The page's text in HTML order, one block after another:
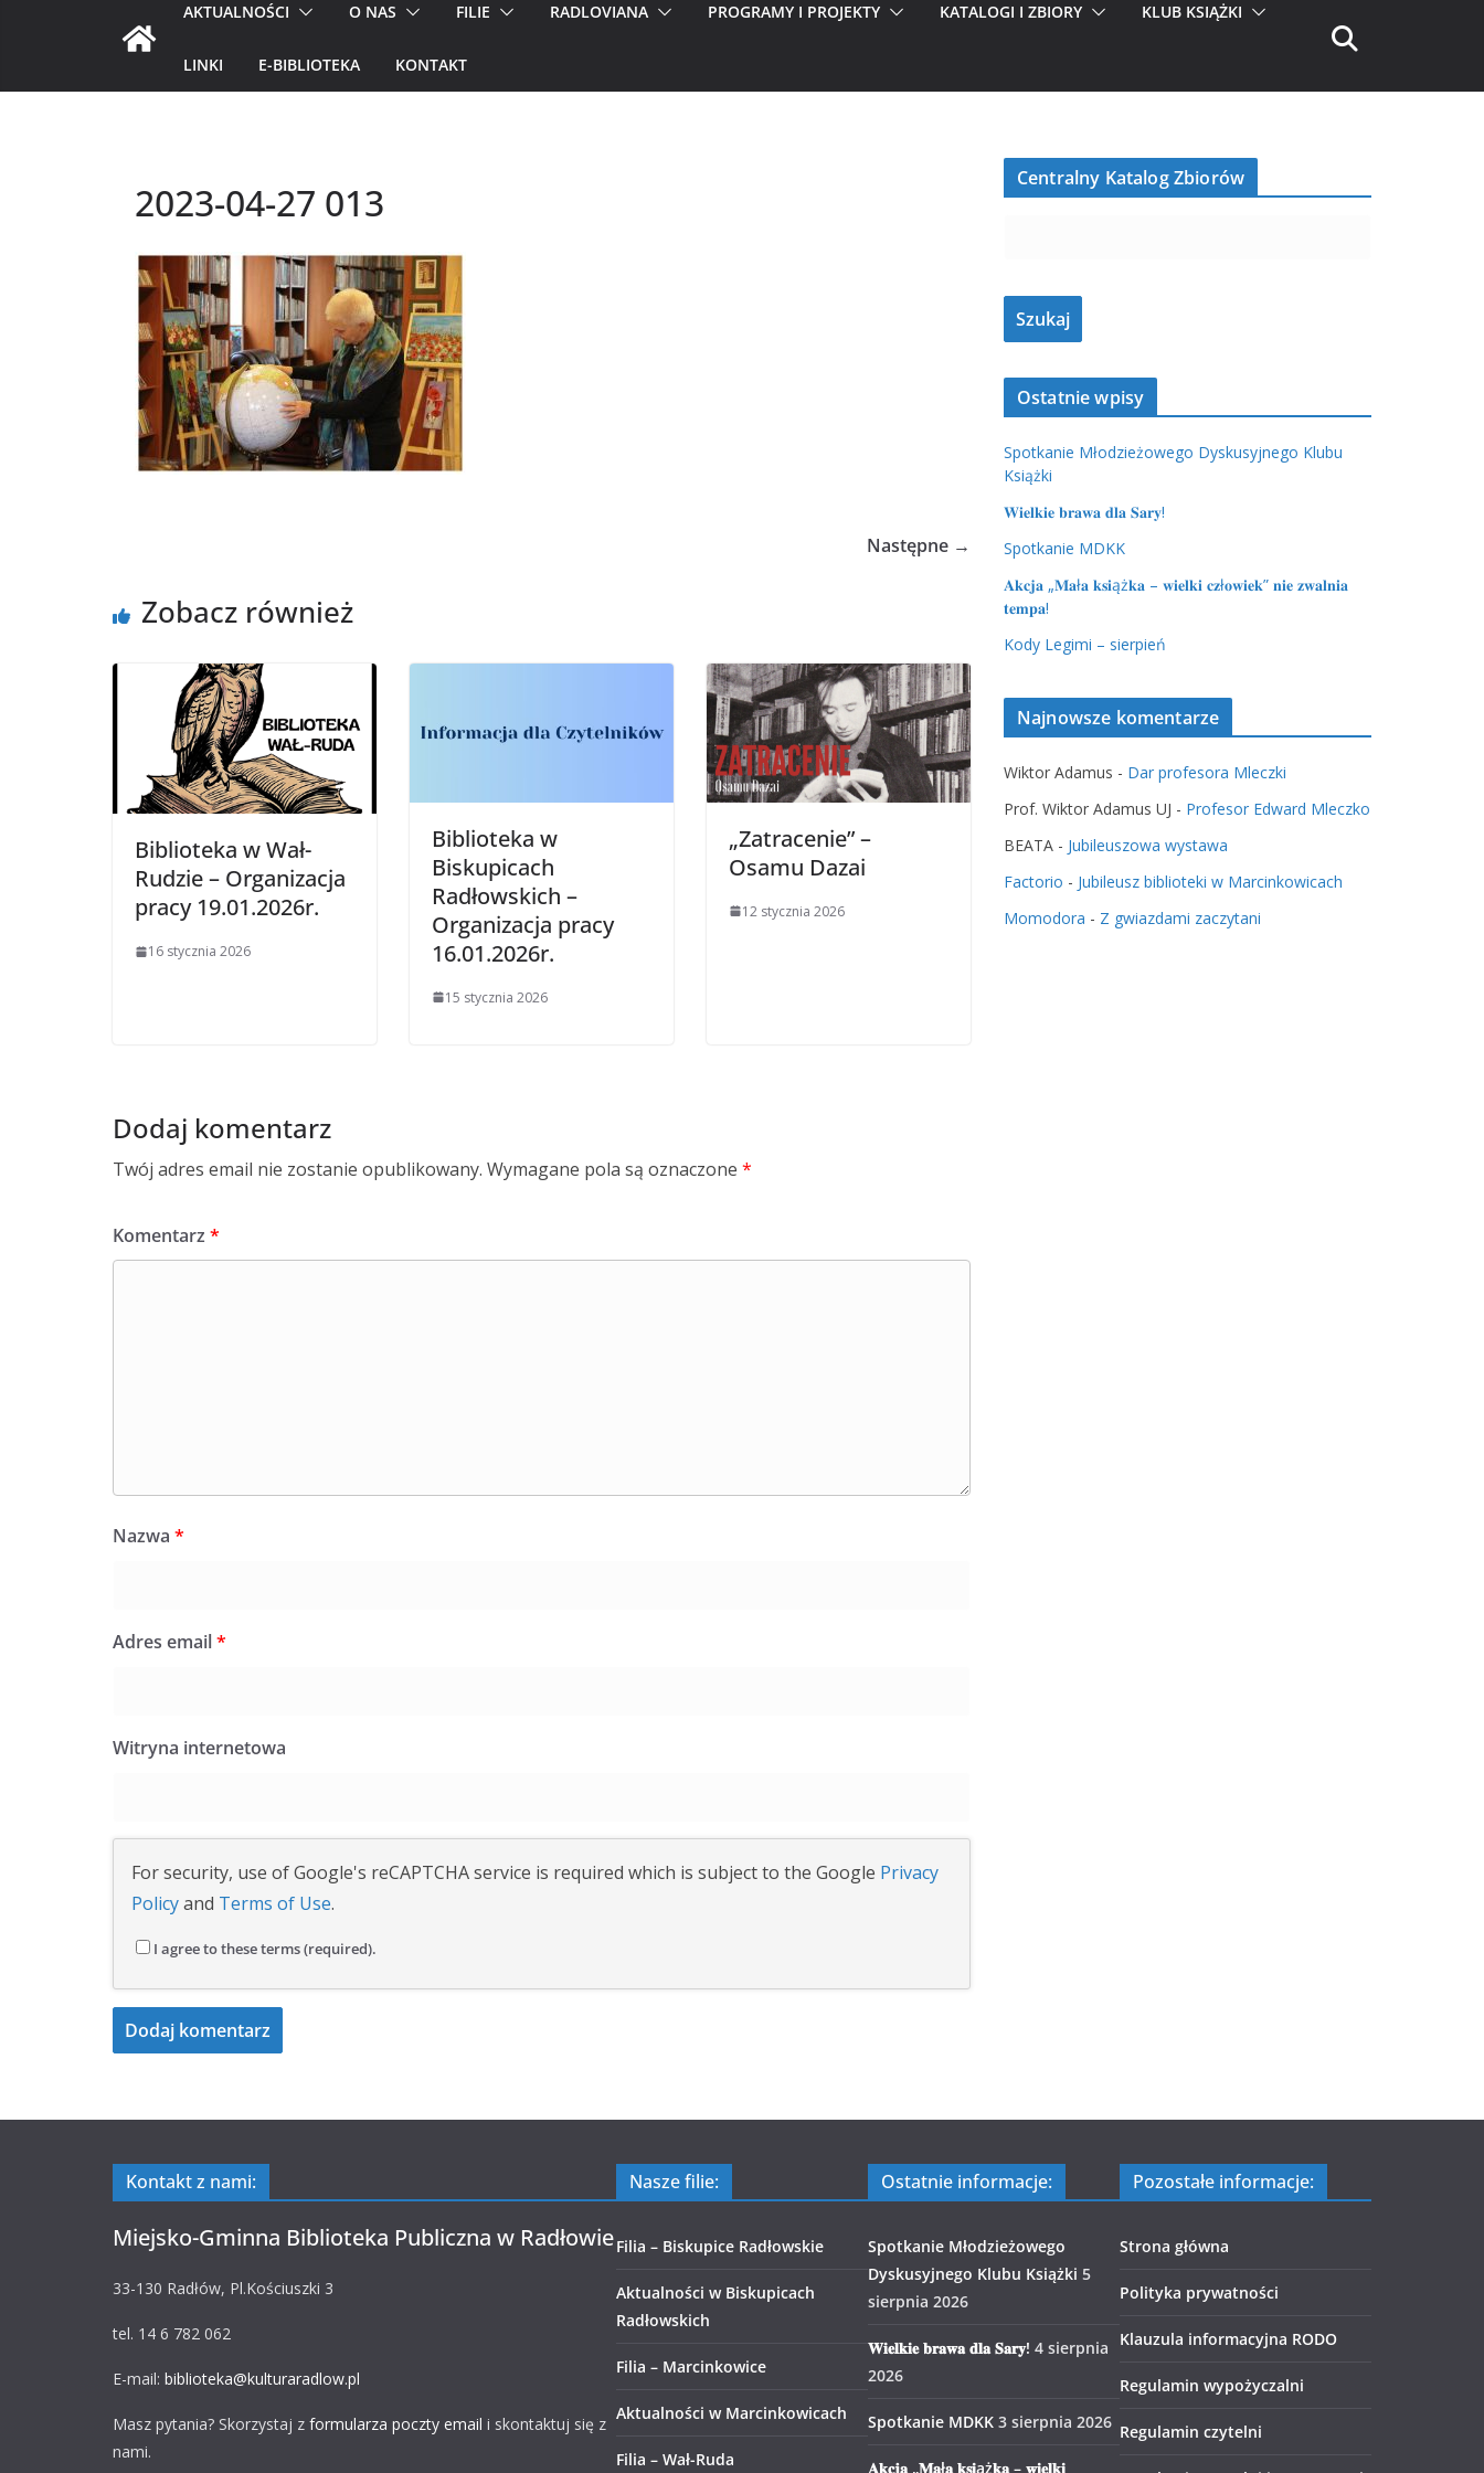
AKTUALNOŚCI O NAS FILIE RADLOVIANA PROGRAMY I PROJEKTY KATALOGI I ZBIORY KLUB KSIĄŻKI
LINKI E-BIBLIOTEKA KONTAKT
2023-04-27 013
Następne →
Zobacz również
Biblioteka w Wał-
Rudzie – Organizacja
pracy 19.01.2026r.
16 stycznia 2026
Biblioteka w
Biskupicach
Radłowskich –
Organizacja pracy
16.01.2026r.
15 stycznia 2026
„Zatracenie” –
Osamu Dazai
12 stycznia 2026
Dodaj komentarz
Twój adres email nie zostanie opublikowany. Wymagane pola są oznaczone *
Komentarz *
Nazwa *
Adres email*
Witryna internetowa
For security, use of Google's reCAPTCHA service is required which is subject to the Google Privacy
Policyand Terms of Use.
I agree to these terms (required).
Centralny Katalog Zbiorów
Ostatnie wpisy
Spotkanie Młodzieżowego Dyskusyjnego Klubu
Książki
𝐖𝐢𝐞𝐥𝐤𝐢𝐞 𝐛𝐫𝐚𝐰𝐚 𝐝𝐥𝐚 𝐒𝐚𝐫𝐲!
Spotkanie MDKK
𝐀𝐤𝐜𝐣𝐚 „𝐌𝐚ł𝐚 𝐤𝐬𝐢ąż𝐤𝐚 – 𝐰𝐢𝐞𝐥𝐤𝐢 𝐜𝐳ł𝐨𝐰𝐢𝐞𝐤” 𝐧𝐢𝐞 𝐳𝐰𝐚𝐥𝐧𝐢𝐚
𝐭𝐞𝐦𝐩𝐚!
Kody Legimi – sierpień
Najnowsze komentarze
Wiktor Adamus - Dar profesora Mleczki
Prof. Wiktor Adamus UJ - Profesor Edward Mleczko
BEATA - Jubileuszowa wystawa
Factorio - Jubileusz biblioteki w Marcinkowicach
Momodora - Z gwiazdami zaczytani
Kontakt z nami:
Miejsko-Gminna Biblioteka Publiczna w Radłowie
33-130 Radłów, Pl.Kościuszki 3
tel. 14 6 782 062
E-mail: biblioteka@kulturaradlow.pl
Masz pytania? Skorzystaj z formularza poczty email i skontaktuj się z
nami.
Nasze filie:
Filia – Biskupice Radłowskie
Aktualności w Biskupicach
Radłowskich
Filia – Marcinkowice
Aktualności w Marcinkowicach
Filia – Wał-Ruda
Ostatnie informacje:
Spotkanie Młodzieżowego
Dyskusyjnego Klubu Książki 5
sierpnia 2026
𝐖𝐢𝐞𝐥𝐤𝐢𝐞 𝐛𝐫𝐚𝐰𝐚 𝐝𝐥𝐚 𝐒𝐚𝐫𝐲! 4 sierpnia
2026
Spotkanie MDKK 3 sierpnia 2026
𝐀𝐤𝐜𝐣𝐚 „𝐌𝐚ł𝐚 𝐤𝐬𝐢ąż𝐤𝐚 – 𝐰𝐢𝐞𝐥𝐤𝐢
Pozostałe informacje:
Strona główna
Polityka prywatności
Klauzula informacyjna RODO
Regulamin wypożyczalni
Regulamin czytelni